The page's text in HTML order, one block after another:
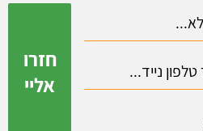
חזרו
אליי